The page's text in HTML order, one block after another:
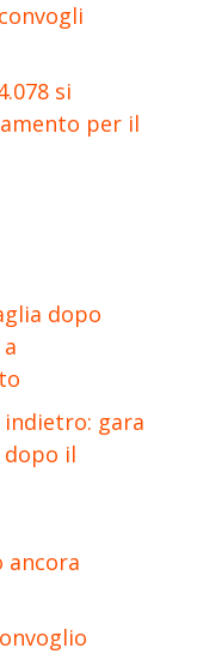
si
per il
dopo
gara
il
ancora